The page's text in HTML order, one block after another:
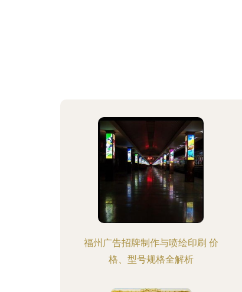
福州广告招牌制作与喷绘印刷 价
格、型号规格全解析